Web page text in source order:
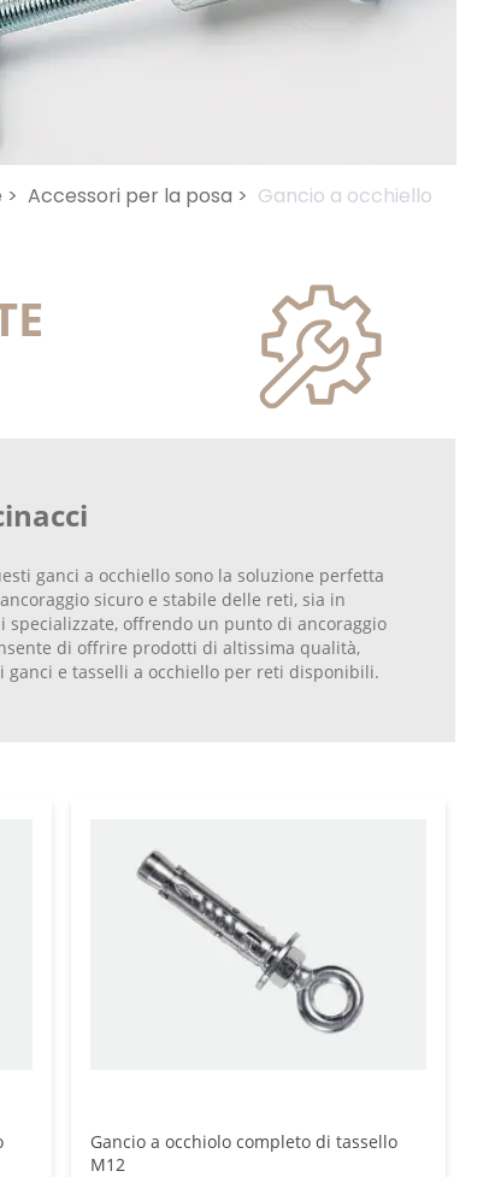
Accessori per la posa > Gancio a occhiello
ganci a occhiello sono la soluzione perfetta
sicuro e stabile delle reti, sia in
offrendo un punto di ancoraggio
di offrire prodotti di altissima qualità,
e tasselli a occhiello per reti disponibili.
Gancio a occhiolo completo di tassello
M12